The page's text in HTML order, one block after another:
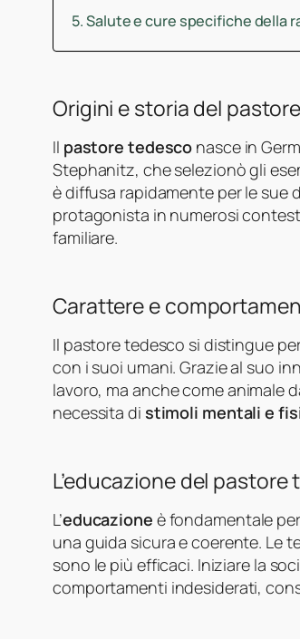
Salute e cure specifiche della
Origini e storia del
Il pastore tedesco nasce in
Stephanitz, che selezionò gli
è diffusa rapidamente per le sue
protagonista in numerosi
familiare.
Carattere e
Il pastore tedesco si distingue
con i suoi umani. Grazie al suo
lavoro, ma anche come animale
necessita di stimoli mentali e
L’educazione del pastore
L’educazione è fondamentale
una guida sicura e coerente. Le
sono le più efficaci. Iniziare la
comportamenti indesiderati,